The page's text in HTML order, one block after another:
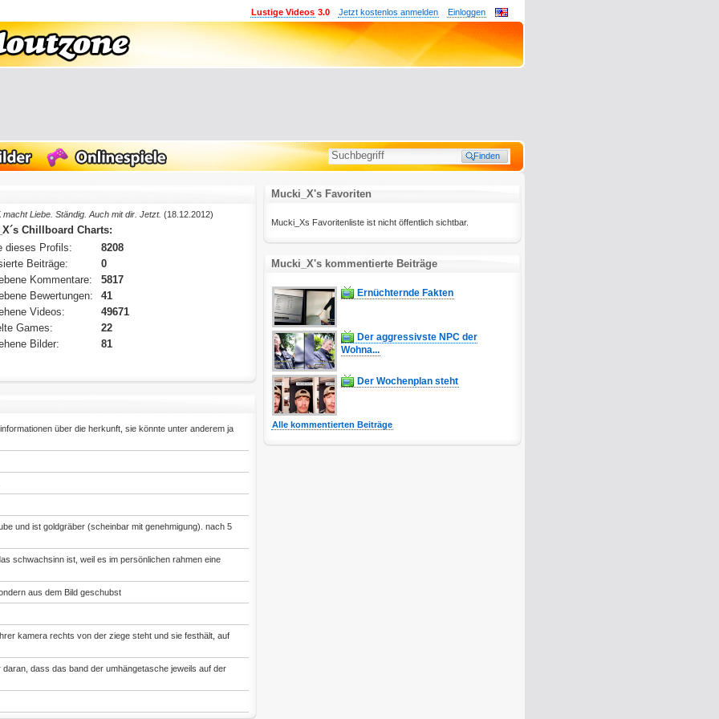
Einloggen
Jetzt kostenlos anmelden
Lustige Videos 3.0
macht Liebe. Ständig. Auch mit dir. Jetzt. (18.12.2012)
Chillboard Charts:
dieses Profils:
8208
Beiträge:
0
Kommentare:
5817
Bewertungen:
41
Videos:
49671
Games:
22
Bilder:
81
über die herkunft, sie könnte unter anderem ja
und ist goldgräber (scheinbar mit genehmigung). nach 5
schwachsinn ist, weil es im persönlichen rahmen eine
aus dem Bild geschubst
kamera rechts von der ziege steht und sie festhält, auf
dass das band der umhängetasche jeweils auf der
Mucki_X's Favoriten
Mucki_Xs Favoritenliste ist nicht öffentlich sichtbar.
Mucki_X's kommentierte Beiträge
Ernüchternde Fakten
Der aggressivste NPC der
Wohna...
Der Wochenplan steht
Alle kommentierten Beiträge